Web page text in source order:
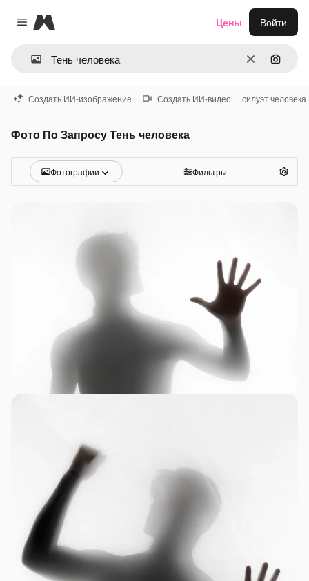
Close menu
Magnific
ОчиститьПоиск
Цены Войти
Создать ИИ-изображение Создать ИИ-видео силуэт человека
Фото По Запросу Тень человека
Фотографии Фильтры